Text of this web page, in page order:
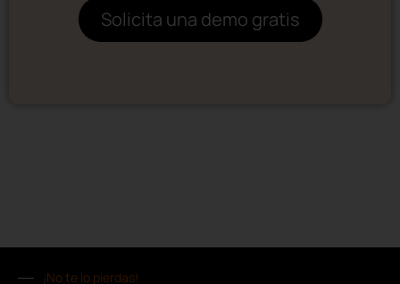
Solicita una demo gratis
¡No te lo pierdas!